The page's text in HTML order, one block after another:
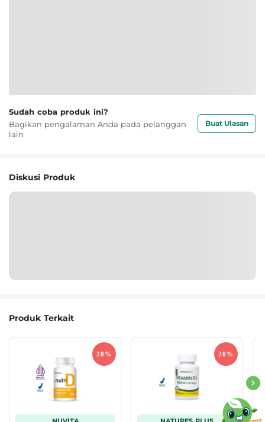
Sudah coba produk ini?
Bagikan pengalaman Anda pada pelanggan
lain
Buat Ulasan
Diskusi Produk
Produk Terkait